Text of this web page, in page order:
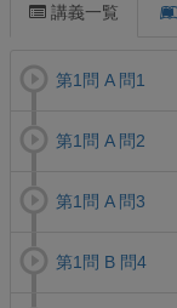
講義一覧
第1問 A 問1
第1問 A 問2
第1問 A 問3
第1問 B 問4